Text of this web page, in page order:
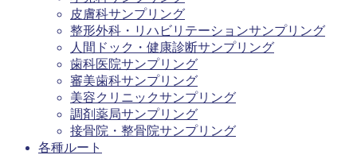
皮膚科サンプリング
整形外科・リハビリテーションサンプリング
人間ドック・健康診断サンプリング
歯科医院サンプリング
審美歯科サンプリング
美容クリニックサンプリング
調剤薬局サンプリング
接骨院・整骨院サンプリング
各種ルート